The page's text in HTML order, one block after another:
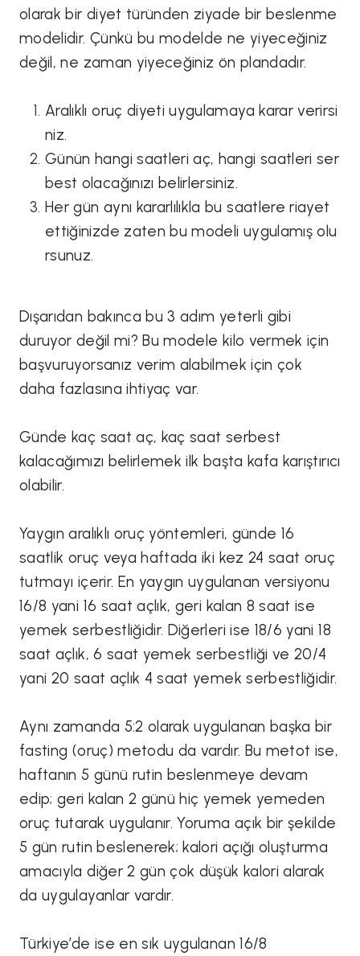
olarak bir diyet türünden ziyade bir beslenme
modelidir. Çünkü bu modelde ne yiyeceğiniz
değil, ne zaman yiyeceğiniz ön plandadır.
Aralıklı oruç diyeti uygulamaya karar verirsi
niz.
Günün hangi saatleri aç, hangi saatleri ser
best olacağınızı belirlersiniz.
Her gün aynı kararlılıkla bu saatlere riayet
ettiğinizde zaten bu modeli uygulamış olu
rsunuz.
Dışarıdan bakınca bu 3 adım yeterli gibi
duruyor değil mi? Bu modele kilo vermek için
başvuruyorsanız verim alabilmek için çok
daha fazlasına ihtiyaç var.
Günde kaç saat aç, kaç saat serbest
kalacağımızı belirlemek ilk başta kafa karıştırıcı
olabilir.
Yaygın aralıklı oruç yöntemleri, günde 16
saatlik oruç veya haftada iki kez 24 saat oruç
tutmayı içerir. En yaygın uygulanan versiyonu
16/8 yani 16 saat açlık, geri kalan 8 saat ise
yemek serbestliğidir. Diğerleri ise 18/6 yani 18
saat açlık, 6 saat yemek serbestliği ve 20/4
yani 20 saat açlık 4 saat yemek serbestliğidir.
Aynı zamanda 5:2 olarak uygulanan başka bir
fasting (oruç) metodu da vardır. Bu metot ise,
haftanın 5 günü rutin beslenmeye devam
edip; geri kalan 2 günü hiç yemek yemeden
oruç tutarak uygulanır. Yoruma açık bir şekilde
5 gün rutin beslenerek; kalori açığı oluşturma
amacıyla diğer 2 gün çok düşük kalori alarak
da uygulayanlar vardır.
Türkiye’de ise en sık uygulanan 16/8